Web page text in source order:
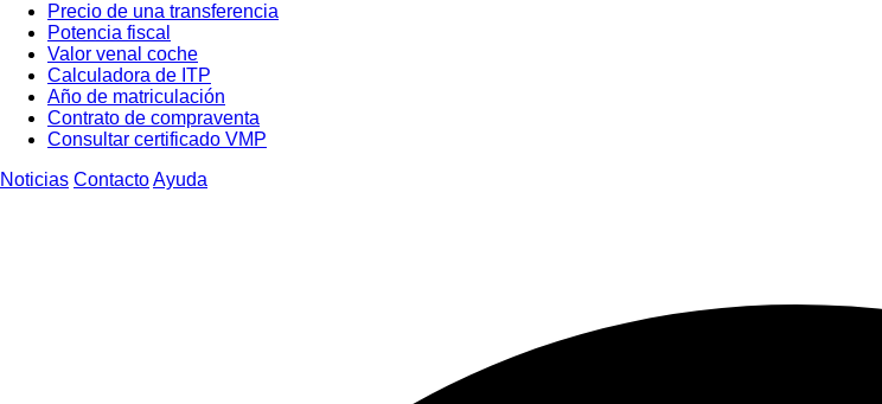
Precio de una transferencia
Potencia fiscal
Valor venal coche
Calculadora de ITP
Año de matriculación
Contrato de compraventa
Consultar certificado VMP
Noticias ContactoAyuda